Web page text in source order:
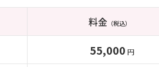
料金（税込）
55,000 円